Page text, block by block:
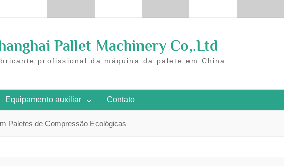
Pallet Machinery Co,.Ltd
profissional da máquina da palete em China
Equipamento auxiliar Contato
Paletes de Compressão Ecológicas